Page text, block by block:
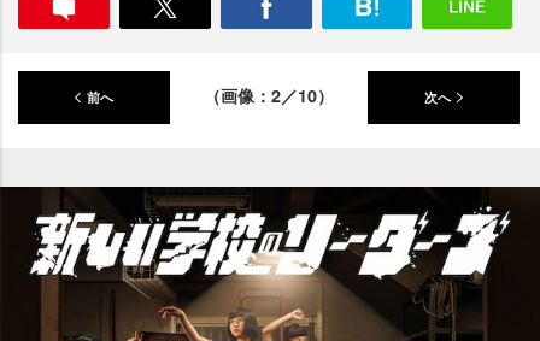
前へ （画像：2／10） 次へ